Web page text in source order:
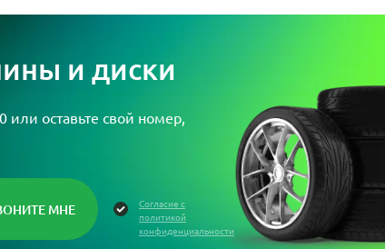
и диски
или оставьте свой номер,
Согласие с
политикой
конфиденциальности